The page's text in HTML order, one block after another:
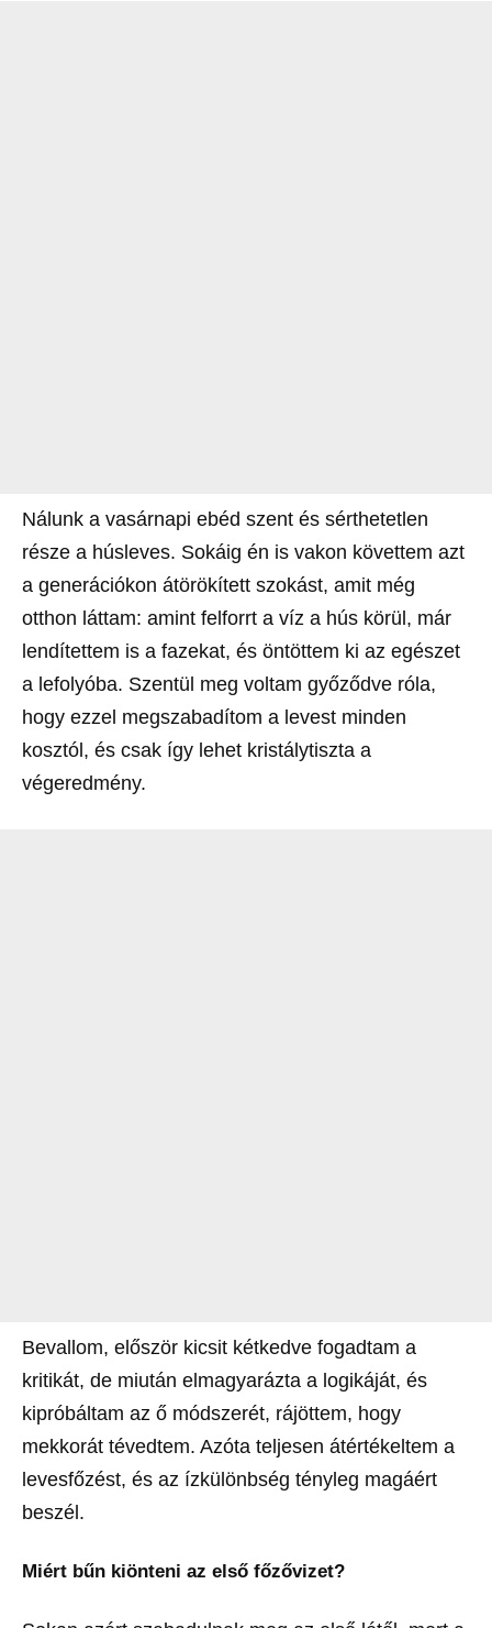
Nálunk a vasárnapi ebéd szent és sérthetetlen
része a húsleves. Sokáig én is vakon követtem azt
a generációkon átörökített szokást, amit még
otthon láttam: amint felforrt a víz a hús körül, már
lendítettem is a fazekat, és öntöttem ki az egészet
a lefolyóba. Szentül meg voltam győződve róla,
hogy ezzel megszabadítom a levest minden
kosztól, és csak így lehet kristálytiszta a
végeredmény.
Bevallom, először kicsit kétkedve fogadtam a
kritikát, de miután elmagyarázta a logikáját, és
kipróbáltam az ő módszerét, rájöttem, hogy
mekkorát tévedtem. Azóta teljesen átértékeltem a
levesfőzést, és az ízkülönbség tényleg magáért
beszél.
Miért bűn kiönteni az első főzővizet?